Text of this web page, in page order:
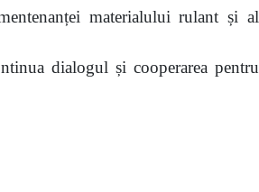
materialului rulant și al
dialogul și cooperarea pentru